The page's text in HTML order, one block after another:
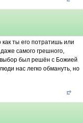
ты его потратишь или
самого грешного,
выбор был решён с Божией
нас легко обмануть, но